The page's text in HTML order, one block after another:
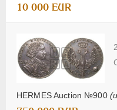
10 000 EUR
HERMES Auction №900